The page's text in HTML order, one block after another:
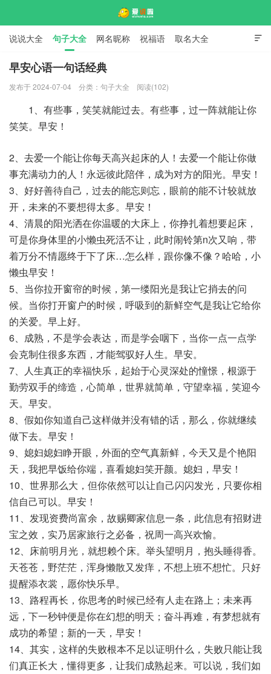

说说大全 句子大全 网名昵称 祝福语 取名大全
标语口号 签名大全
早安心语一句话经典
发布于 2024-07-04 分类： 句子大全 阅读(102)
1、有些事，笑笑就能过去。有些事，过一阵就能让你
笑笑。早安！
2、去爱一个能让你每天高兴起床的人！去爱一个能让你做
事充满动力的人！永远彼此陪伴，成为对方的阳光。早安！
3、好好善待自己，过去的能忘则忘，眼前的能不计较就放
开，未来的不要想得太多。早安！
4、清晨的阳光洒在你温暖的大床上，你挣扎着想要起床，
可是你身体里的小懒虫死活不让，此时闹铃第n次又响，带
着万分不情愿终于下了床…怎么样，跟你像不像？哈哈，小
懒虫早安！
5、当你拉开窗帘的时候，第一缕阳光是我让它捎去的问
候。当你打开窗户的时候，呼吸到的新鲜空气是我让它给你
的关爱。早上好。
6、成熟，不是学会表达，而是学会咽下，当你一点一点学
会克制住很多东西，才能驾驭好人生。早安。
7、人生真正的幸福快乐，起始于心灵深处的憧憬，根源于
勤劳双手的缔造，心简单，世界就简单，守望幸福，笑迎今
天。早安。
8、假如你知道自己这样做并没有错的话，那么，你就继续
做下去。早安！
9、媳妇媳妇睁开眼，外面的空气真新鲜，今天又是个艳阳
天，我把早饭给你端，喜看媳妇笑开颜。媳妇，早安！
10、世界那么大，但你依然可以让自己闪闪发光，只要你相
信自己可以。早安！
11、发现资费尚富余，故赐卿家信息一条，此信息有招财进
宝之效，实乃居家旅行之必备，祝周一高兴欢愉。
12、床前明月光，就想赖个床。举头望明月，抱头睡得香。
天苍苍，野茫茫，浑身懒散又发痒，不想上班不想忙。只好
提醒添衣裳，愿你快乐早。
13、路程再长，你思考的时候已经有人走在路上；未来再
远，下一秒钟便是你在幻想的明天；奋斗再难，有梦想就有
成功的希望；新的一天，早安！
14、其实，这样的失败根本不足以证明什么，失败只能让我
们真正长大，懂得更多，让我们成熟起来。可以说，我们如